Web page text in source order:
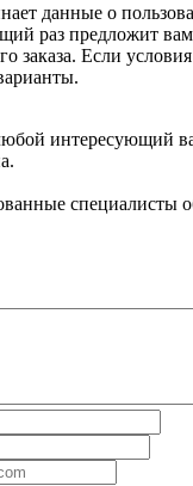
данные о
раз предложит
заказа. Если
интересующий
специалисты